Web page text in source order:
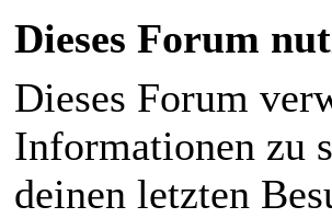
Dieses Forum
Dieses Forum
Informationen zu
deinen letzten